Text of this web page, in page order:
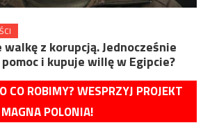
z korupcją. Jednocześnie
i kupuje willę w Egipcie?
CO ROBIMY? WESPRZYJ PROJEKT
MAGNA POLONIA!